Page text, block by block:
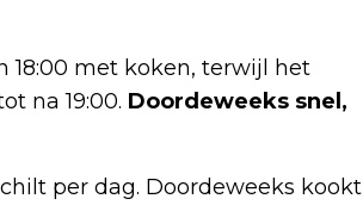
18:00 met koken, terwijl het
na 19:00. Doordeweeks snel,
per dag. Doordeweeks kookt